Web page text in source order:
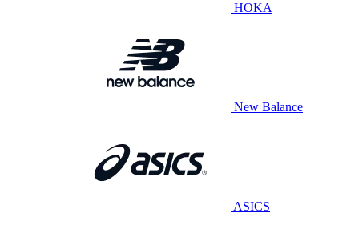
HOKA
New Balance
ASICS